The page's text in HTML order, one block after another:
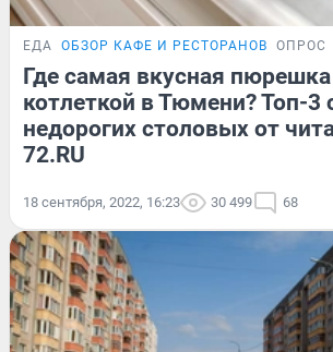
ЕДА ОБЗОР КАФЕ И РЕСТОРАНОВ ОПРОС
Где самая вкусная
котлеткой в Тюмени? Топ-3
недорогих столовых от
72.RU
18 сентября, 2022, 16:23 30 499 68